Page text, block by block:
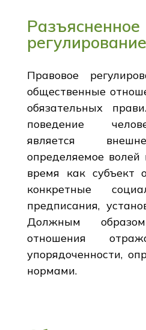
регулирование
Правовое
общественные
обязательных
поведение
является
определяемое волей
время как субъект
конкретные
предписания,
Должным
отношения
упорядоченности,
нормами.